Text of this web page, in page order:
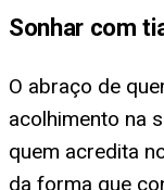
Sonhar com
O abraço de
acolhimento na
quem acredita
da forma que